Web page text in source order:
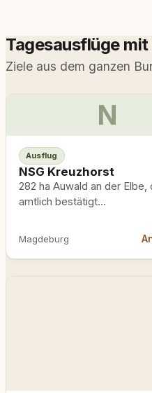
Tagesausflüge
Ziele aus dem ganzen
N
Ausflug
NSG Kreuzhorst
282 ha Auwald an der Elbe,
amtlich bestätigt
Anhalt und Stadt
Lebensraum des
Magdeburg